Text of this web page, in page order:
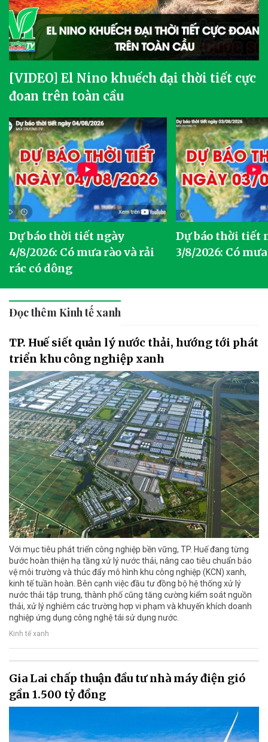
[VIDEO] El Nino khuếch đại thời tiết cực
đoan trên toàn cầu
Dự báo thời tiết ngày
4/8/2026: Có mưa rào và rải
rác có dông
Dự báo thời tiết
3/8/2026: Có
Đọc thêm Kinh tế xanh
TP. Huế siết quản lý nước thải, hướng tới phát
triển khu công nghiệp xanh
Với mục tiêu phát triển công nghiệp bền vững, TP. Huế đang từng
bước hoàn thiện hạ tầng xử lý nước thải, nâng cao tiêu chuẩn bảo
vệ môi trường và thúc đẩy mô hình khu công nghiệp (KCN) xanh,
kinh tế tuần hoàn. Bên cạnh việc đầu tư đồng bộ hệ thống xử lý
nước thải tập trung, thành phố cũng tăng cường kiểm soát nguồn
thải, xử lý nghiêm các trường hợp vi phạm và khuyến khích doanh
nghiệp ứng dụng công nghệ tái sử dụng nước.
Kinh tế xanh
Gia Lai chấp thuận đầu tư nhà máy điện gió
gần 1.500 tỷ đồng